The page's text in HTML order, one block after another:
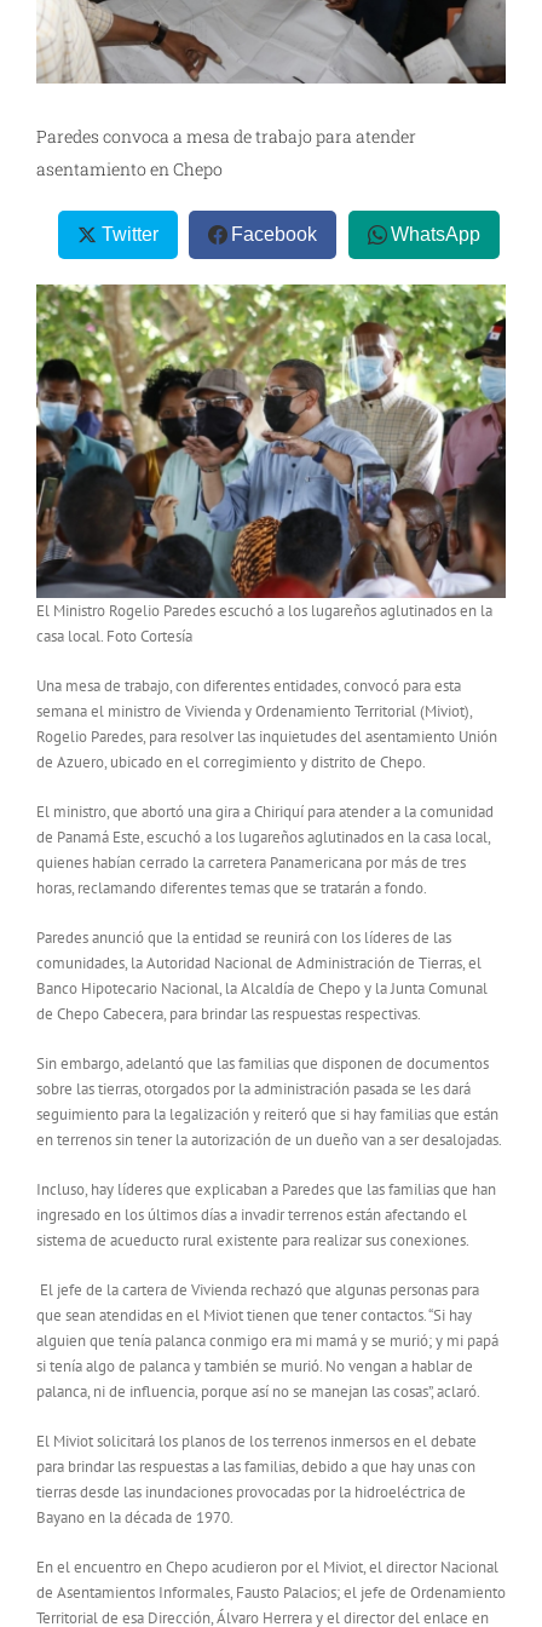
Paredes convoca a mesa de trabajo para atender
asentamiento en Chepo
Twitter Facebook WhatsApp
El Ministro Rogelio Paredes escuchó a los lugareños aglutinados en la
casa local. Foto Cortesía
Una mesa de trabajo, con diferentes entidades, convocó para esta
semana el ministro de Vivienda y Ordenamiento Territorial (Miviot),
Rogelio Paredes, para resolver las inquietudes del asentamiento Unión
de Azuero, ubicado en el corregimiento y distrito de Chepo.
El ministro, que abortó una gira a Chiriquí para atender a la comunidad
de Panamá Este, escuchó a los lugareños aglutinados en la casa local,
quienes habían cerrado la carretera Panamericana por más de tres
horas, reclamando diferentes temas que se tratarán a fondo.
Paredes anunció que la entidad se reunirá con los líderes de las
comunidades, la Autoridad Nacional de Administración de Tierras, el
Banco Hipotecario Nacional, la Alcaldía de Chepo y la Junta Comunal
de Chepo Cabecera, para brindar las respuestas respectivas.
Sin embargo, adelantó que las familias que disponen de documentos
sobre las tierras, otorgados por la administración pasada se les dará
seguimiento para la legalización y reiteró que si hay familias que están
en terrenos sin tener la autorización de un dueño van a ser desalojadas.
Incluso, hay líderes que explicaban a Paredes que las familias que han
ingresado en los últimos días a invadir terrenos están afectando el
sistema de acueducto rural existente para realizar sus conexiones.
El jefe de la cartera de Vivienda rechazó que algunas personas para
que sean atendidas en el Miviot tienen que tener contactos. “Si hay
alguien que tenía palanca conmigo era mi mamá y se murió; y mi papá
si tenía algo de palanca y también se murió. No vengan a hablar de
palanca, ni de influencia, porque así no se manejan las cosas”, aclaró.
El Miviot solicitará los planos de los terrenos inmersos en el debate
para brindar las respuestas a las familias, debido a que hay unas con
tierras desde las inundaciones provocadas por la hidroeléctrica de
Bayano en la década de 1970.
En el encuentro en Chepo acudieron por el Miviot, el director Nacional
de Asentamientos Informales, Fausto Palacios; el jefe de Ordenamiento
Territorial de esa Dirección, Álvaro Herrera y el director del enlace en